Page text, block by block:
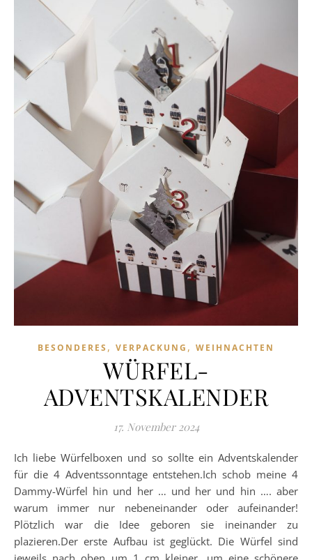
BESONDERES , VERPACKUNG , WEIHNACHTEN
WÜRFEL-
ADVENTSKALENDER
17. November 2024
Ich liebe Würfelboxen und so sollte ein Adventskalender
für die 4 Adventssonntage entstehen.Ich schob meine 4
Dammy-Würfel hin und her … und her und hin …. aber
warum immer nur nebeneinander oder aufeinander!
Plötzlich war die Idee geboren sie ineinander zu
plazieren.Der erste Aufbau ist geglückt. Die Würfel sind